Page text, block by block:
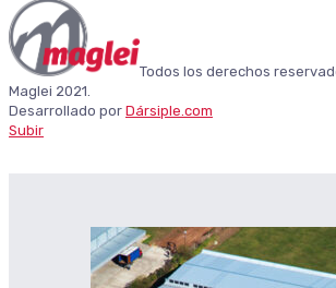
Todos los derechos
Maglei 2021.
Desarrollado por Dársiple.com
Subir